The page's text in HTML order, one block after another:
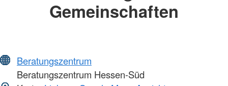
Gemeinschaften
Beratungszentrum
Beratungszentrum Hessen-Süd